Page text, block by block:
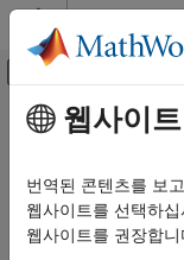
콘텐츠로 바로 가기
오프캔버
문서 홈
데이터 가져오기와 분석
데이터 가져오기 및 내보내
주요 콘텐츠
네임스페이스:
웹사이
번역된 콘텐츠를 보
웹사이트를 선택하
웹사이트를 권장합니